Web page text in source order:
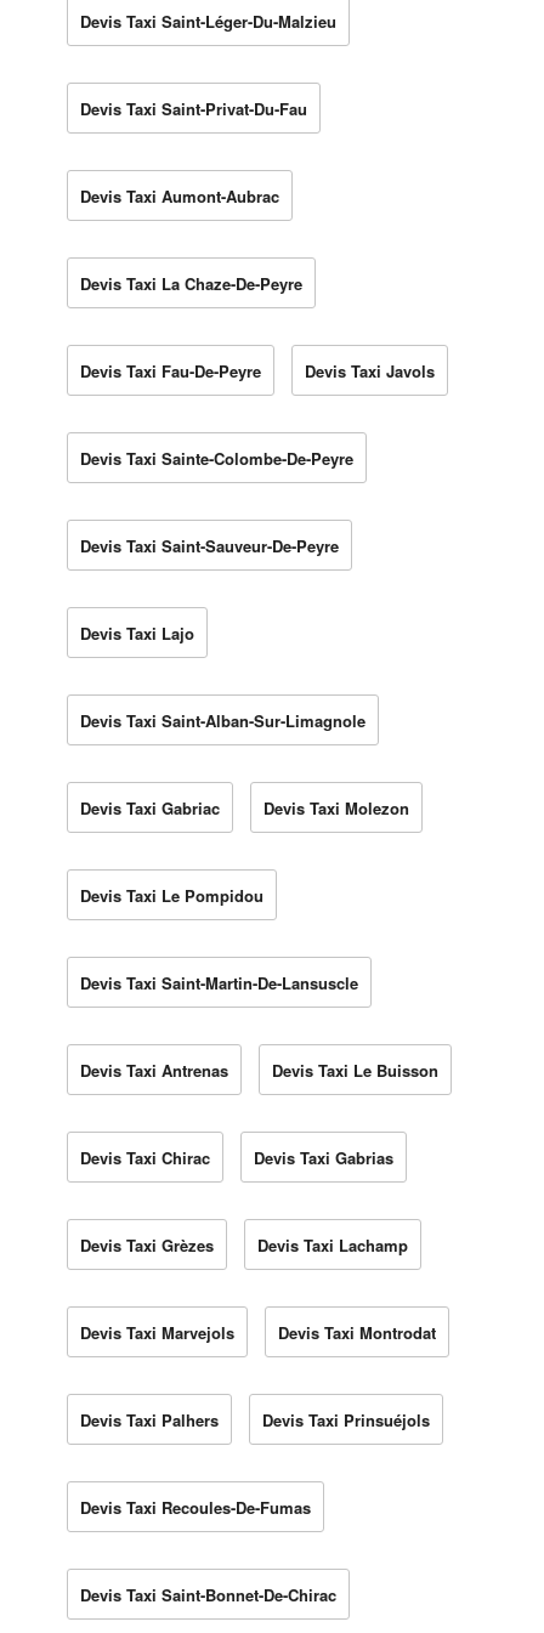
Devis Taxi Saint-Léger-Du-Malzieu
Devis Taxi Saint-Privat-Du-Fau
Devis Taxi Aumont-Aubrac
Devis Taxi La Chaze-De-Peyre
Devis Taxi Fau-De-Peyre Devis Taxi Javols
Devis Taxi Sainte-Colombe-De-Peyre
Devis Taxi Saint-Sauveur-De-Peyre
Devis Taxi Lajo
Devis Taxi Saint-Alban-Sur-Limagnole
Devis Taxi Gabriac Devis Taxi Molezon
Devis Taxi Le Pompidou
Devis Taxi Saint-Martin-De-Lansuscle
Devis Taxi Antrenas Devis Taxi Le Buisson
Devis Taxi Chirac Devis Taxi Gabrias
Devis Taxi Grèzes Devis Taxi Lachamp
Devis Taxi Marvejols Devis Taxi Montrodat
Devis Taxi Palhers Devis Taxi Prinsuéjols
Devis Taxi Recoules-De-Fumas
Devis Taxi Saint-Bonnet-De-Chirac